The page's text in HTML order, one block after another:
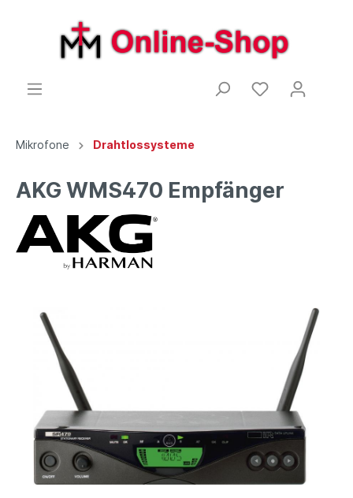
Mikrofone Drahtlossysteme
AKG WMS470 Empfänger